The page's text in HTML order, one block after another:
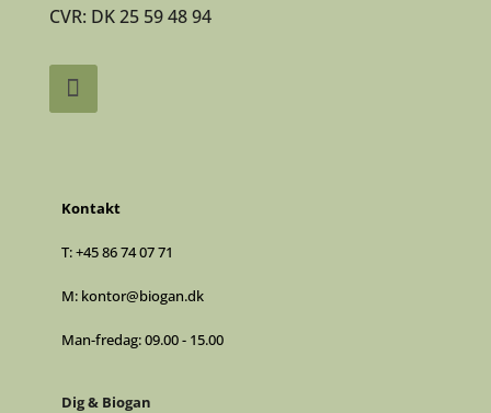
CVR: DK 25 59 48 94
Kontakt
T:+45 86 74 07 71
M: kontor@biogan.dk
Man-fredag: 09.00 - 15.00
Dig & Biogan